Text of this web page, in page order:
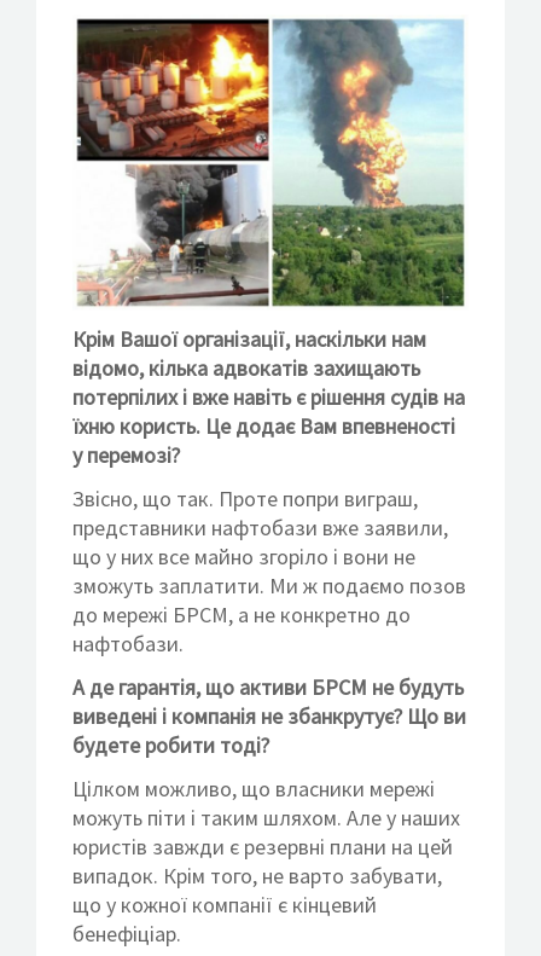
Крім Вашої організації, наскільки нам
відомо, кілька адвокатів захищають
потерпілих і вже навіть є рішення судів на
їхню користь. Це додає Вам впевненості
у перемозі?
Звісно, що так. Проте попри виграш,
представники нафтобази вже заявили,
що у них все майно згоріло і вони не
зможуть заплатити. Ми ж подаємо позов
до мережі БРСМ, а не конкретно до
нафтобази.
А де гарантія, що активи БРСМ не будуть
виведені і компанія не збанкрутує? Що ви
будете робити тоді?
Цілком можливо, що власники мережі
можуть піти і таким шляхом. Але у наших
юристів завжди є резервні плани на цей
випадок. Крім того, не варто забувати,
що у кожної компанії є кінцевий
бенефіціар.